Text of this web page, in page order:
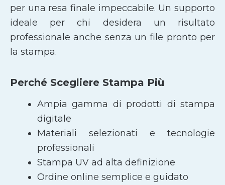
per una resa finale impeccabile. Un supporto
ideale per chi desidera un risultato
professionale anche senza un file pronto per
la stampa.
Perché Scegliere Stampa Più
Ampia gamma di prodotti di stampa
digitale
Materiali selezionati e tecnologie
professionali
Stampa UV ad alta definizione
Ordine online semplice e guidato